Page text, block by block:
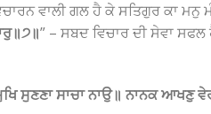
ਵਾਲੀ ਗਲ ਹੈ ਕੇ ਸਤਿਗੁਰ ਕਾ ਮਨੁ
” – ਸਬਦ ਵਿਚਾਰ ਦੀ ਸੇਵਾ
ਸੁਣਣਾ ਸਾਚਾ ਨਾਉ॥ ਨਾਨਕ ਆਖਣੁ